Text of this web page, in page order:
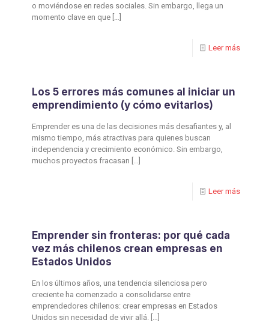
o moviéndose en redes sociales. Sin embargo, llega un
momento clave en que […]
Leer más
Los 5 errores más comunes al iniciar un
emprendimiento (y cómo evitarlos)
Emprender es una de las decisiones más desafiantes y, al
mismo tiempo, más atractivas para quienes buscan
independencia y crecimiento económico. Sin embargo,
muchos proyectos fracasan […]
Leer más
Emprender sin fronteras: por qué cada
vez más chilenos crean empresas en
Estados Unidos
En los últimos años, una tendencia silenciosa pero
creciente ha comenzado a consolidarse entre
emprendedores chilenos: crear empresas en Estados
Unidos sin necesidad de vivir allá. […]